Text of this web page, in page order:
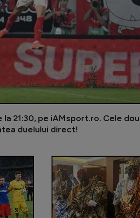
la 21:30, pe iAMsport.ro. Cele
duelului direct!
SuperLiga va avea cel mai bun
CFR Cluj și-a ales noul